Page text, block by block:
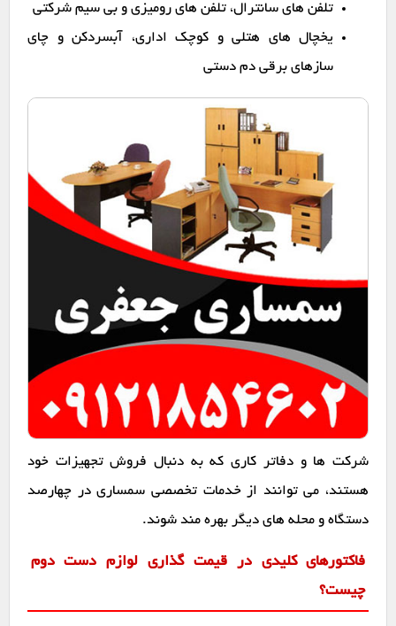
تلفن های سانترال، تلفن های رومیزی و بی سیم شرکتی
یخچال های هتلی و کوچک اداری، آبسردکن و چای
سازهای برقی دم دستی
شرکت ها و دفاتر کاری که به دنبال فروش تجهیزات خود
هستند، می توانند از خدمات تخصصی سمساری در چهارصد
دستگاه و محله های دیگر بهره مند شوند.
فاکتورهای کلیدی در قیمت گذاری لوازم دست دوم
چیست؟